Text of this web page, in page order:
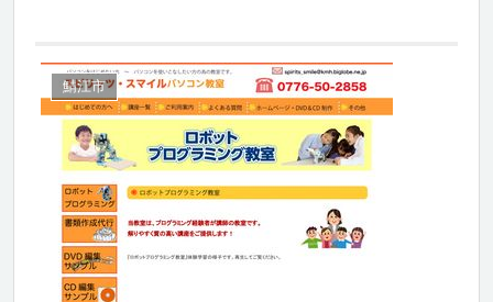
鯖江市